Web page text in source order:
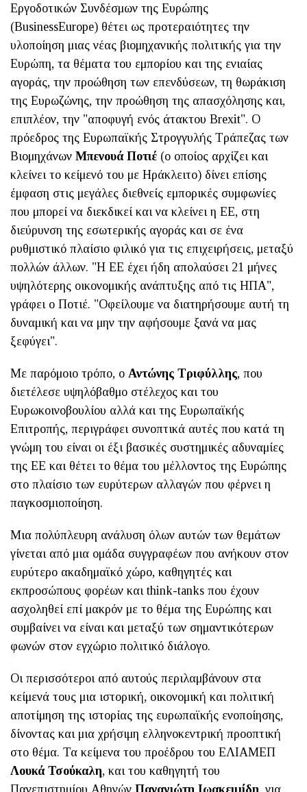
Εργοδοτικών Συνδέσμων της Ευρώπης
(BusinessEurope) θέτει ως προτεραιότητες την
υλοποίηση μιας νέας βιομηχανικής πολιτικής για την
Ευρώπη, τα θέματα του εμπορίου και της ενιαίας
αγοράς, την προώθηση των επενδύσεων, τη θωράκιση
της Ευρωζώνης, την προώθηση της απασχόλησης και,
επιπλέον, την "αποφυγή ενός άτακτου Brexit". Ο
πρόεδρος της Ευρωπαϊκής Στρογγυλής Τράπεζας των
Βιομηχάνων Μπενουά Ποτιέ (ο οποίος αρχίζει και
κλείνει το κείμενό του με Ηράκλειτο) δίνει επίσης
έμφαση στις μεγάλες διεθνείς εμπορικές συμφωνίες
που μπορεί να διεκδικεί και να κλείνει η ΕΕ, στη
διεύρυνση της εσωτερικής αγοράς και σε ένα
ρυθμιστικό πλαίσιο φιλικό για τις επιχειρήσεις, μεταξύ
πολλών άλλων. "Η ΕΕ έχει ήδη απολαύσει 21 μήνες
υψηλότερης οικονομικής ανάπτυξης από τις ΗΠΑ",
γράφει ο Ποτιέ. "Οφείλουμε να διατηρήσουμε αυτή τη
δυναμική και να μην την αφήσουμε ξανά να μας
ξεφύγει".
Με παρόμοιο τρόπο, ο Αντώνης Τριφύλλης, που
διετέλεσε υψηλόβαθμο στέλεχος και του
Ευρωκοινοβουλίου αλλά και της Ευρωπαϊκής
Επιτροπής, περιγράφει συνοπτικά αυτές που κατά τη
γνώμη του είναι οι έξι βασικές συστημικές αδυναμίες
της ΕΕ και θέτει το θέμα του μέλλοντος της Ευρώπης
στο πλαίσιο των ευρύτερων αλλαγών που φέρνει η
παγκοσμιοποίηση.
Μια πολύπλευρη ανάλυση όλων αυτών των θεμάτων
γίνεται από μια ομάδα συγγραφέων που ανήκουν στον
ευρύτερο ακαδημαϊκό χώρο, καθηγητές και
εκπροσώπους φορέων και think-tanks που έχουν
ασχοληθεί επί μακρόν με το θέμα της Ευρώπης και
συμβαίνει να είναι και μεταξύ των σημαντικότερων
φωνών στον εγχώριο πολιτικό διάλογο.
Οι περισσότεροι από αυτούς περιλαμβάνουν στα
κείμενά τους μια ιστορική, οικονομική και πολιτική
αποτίμηση της ιστορίας της ευρωπαϊκής ενοποίησης,
δίνοντας και μια χρήσιμη ελληνοκεντρική προοπτική
στο θέμα. Τα κείμενα του προέδρου του ΕΛΙΑΜΕΠ
Λουκά Τσούκαλη, και του καθηγητή του
Πανεπιστημίου Αθηνών Παναγιώτη Ιωακειμίδη, για